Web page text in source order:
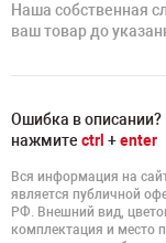
Наша собственная
ваш товар до
Ошибка в
нажмите ctrl +enter
Вся информация на
является публичной
РФ. Внешний вид,
комплектация и место